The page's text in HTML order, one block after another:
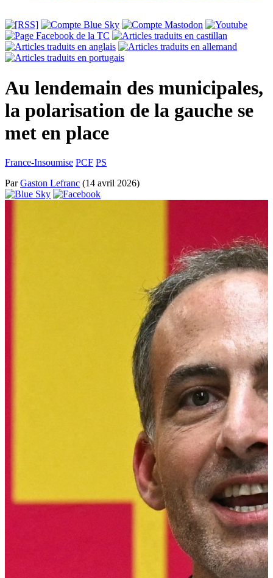
Au lendemain des municipales,
la polarisation de la gauche se
met en place
France-Insoumise PCF PS
ParGaston Lefranc (14 avril 2026)